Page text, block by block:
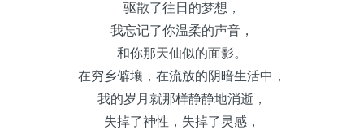
驱散了往日的梦想，
我忘记了你温柔的声音，
和你那天仙似的面影。
在穷乡僻壤，在流放的阴暗生活中，
我的岁月就那样静静地消逝，
失掉了神性，失掉了灵感，